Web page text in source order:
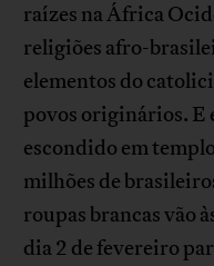
raízes na África
religiões afro-
elementos do
povos originários. E
escondido em
milhões de
roupas brancas vão
dia 2 de fevereiro